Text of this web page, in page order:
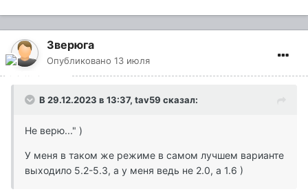
Зверюга
Опубликовано 13 июля
В 29.12.2023 в 13:37, tav59 сказал:
Не верю..." )
У меня в таком же режиме в самом лучшем варианте
выходило 5.2-5.3, а у меня ведь не 2.0, а 1.6 )